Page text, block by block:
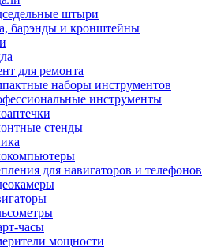
штыри
барэнды и кронштейны
для ремонта
наборы инструментов
инструменты
стенды
для навигаторов и телефонов
часы
мощности